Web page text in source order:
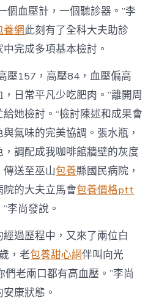
個血壓計，一個聽診器。”李
養網此刻有了全科大夫助診
完成多項基本檢討。
壓157，高壓84，血壓偏高
日常平凡少吃肥肉。”離開周
她檢討。“檢討陳述和成果會
氣味的完美協調。張水瓶，
調配成我咖啡館牆壁的灰度
傳送至巫山包養縣國民病院，
的大夫立馬會包養價格ptt
李尚發說。
過歷程中，又來了兩位白
，老包養甜心網伴叫向光
老兩口都有高血壓。”李尚
康狀態。